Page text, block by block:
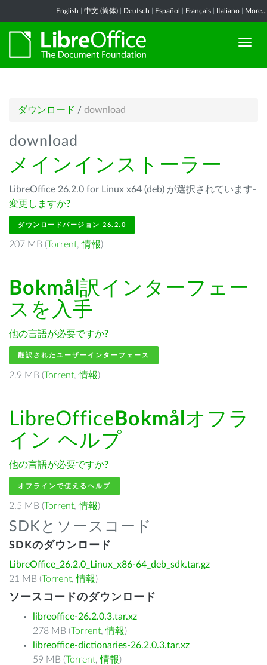
English 中文 (简体) Deutsch Español Français Italiano More...
ダウンロード / download
download
メインインストーラー
LibreOffice 26.2.0 for Linux x64 (deb) が選択されています-
変更しますか?
ダウンロードバージョン 26.2.0
207 MB (Torrent,情報)
Bokmål 訳インターフェー
スを入手
他の言語が必要ですか?
翻訳されたユーザーインターフェース
2.9 MB (Torrent,情報)
LibreOffice Bokmål オフラ
イン ヘルプ
他の言語が必要ですか?
オフラインで使えるヘルプ
2.5 MB (Torrent,情報)
SDKとソースコード
SDKのダウンロード
LibreOffice_26.2.0_Linux_x86-64_deb_sdk.tar.gz
21 MB (Torrent,情報)
ソースコードのダウンロード
libreoffice-26.2.0.3.tar.xz
278 MB (Torrent,情報)
libreoffice-dictionaries-26.2.0.3.tar.xz
59 MB (Torrent,情報)